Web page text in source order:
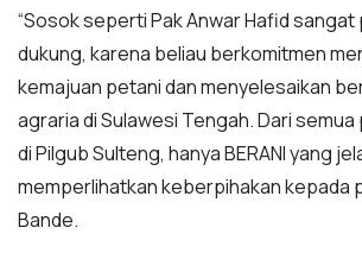
“Sosok seperti Pak Anwar Hafid
dukung, karena beliau berkomitmen
kemajuan petani dan menyelesaikan
agraria di Sulawesi Tengah. Dari
di Pilgub Sulteng, hanya BERANI yang
memperlihatkan keberpihakan kepada
Bande.